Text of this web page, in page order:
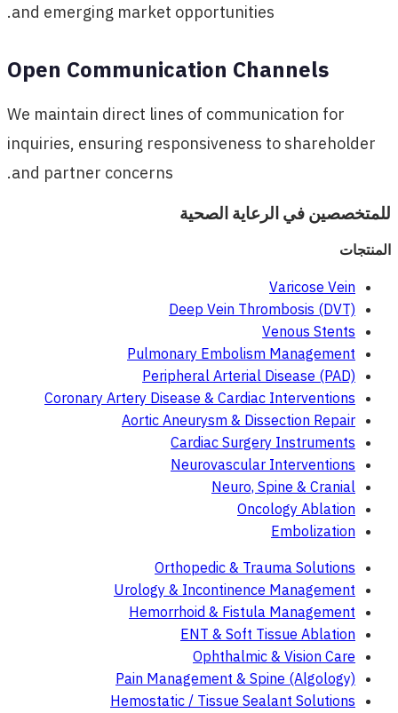
and emerging market opportunities.
Open Communication Channels
We maintain direct lines of communication for
inquiries, ensuring responsiveness to shareholder
and partner concerns.
للمتخصصين في الرعاية الصحية
المنتجات
Varicose Vein
Deep Vein Thrombosis (DVT)
Venous Stents
Pulmonary Embolism Management
Peripheral Arterial Disease (PAD)
Coronary Artery Disease & Cardiac Interventions
Aortic Aneurysm & Dissection Repair
Cardiac Surgery Instruments
Neurovascular Interventions
Neuro, Spine & Cranial
Oncology Ablation
Embolization
Orthopedic & Trauma Solutions
Urology & Incontinence Management
Hemorrhoid & Fistula Management
ENT & Soft Tissue Ablation
Ophthalmic & Vision Care
Pain Management & Spine (Algology)
Hemostatic / Tissue Sealant Solutions